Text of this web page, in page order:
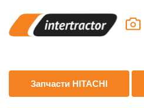
Запчасти HITACHI